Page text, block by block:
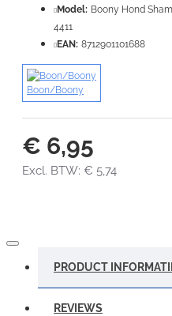
€ 6,95
Excl. BTW: € 5,74
Model: Boony Hond
4411
EAN: 8712901101688
Boon/Boony
PRODUCT
REVIEWS